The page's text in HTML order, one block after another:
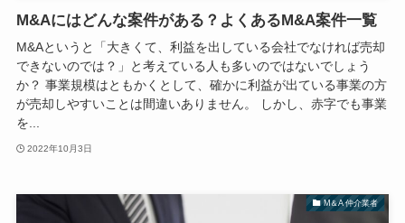
M&Aにはどんな案件がある？よくあるM&A案件一覧
M&Aというと「大きくて、利益を出している会社でなければ売却
できないのでは？」と考えている人も多いのではないでしょう
か？ 事業規模はともかくとして、確かに利益が出ている事業の方
が売却しやすいことは間違いありません。 しかし、赤字でも事業
を...
2022年10月3日
M＆A 仲介業者